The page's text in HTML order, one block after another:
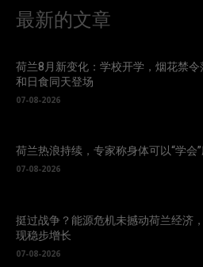
最新的文章
荷兰8月新变化：学校开学，烟花禁
和日食同天登场
07-08-2026
荷兰热浪持续，专家称身体可以“学会
07-08-2026
挺过战争？能源危机未撼动荷兰经济
现稳步增长
07-08-2026